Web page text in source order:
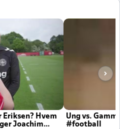
Eriksen? Hvem
Joachim
Ung vs.
#football